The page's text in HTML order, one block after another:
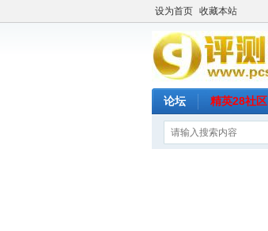
设为首页 收藏本站
论坛 精英28社区